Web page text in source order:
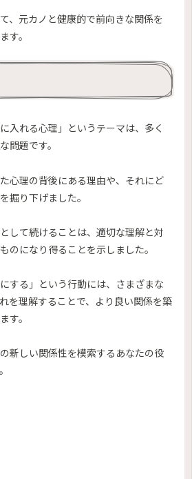
、元カノと健康的で前向きな関係を
す。
入れる心理」というテーマは、多く
問題です。
心理の背後にある理由や、それにど
掘り下げました。
して続けることは、適切な理解と対
のになり得ることを示しました。
する」という行動には、さまざまな
を理解することで、より良い関係を築
す。
新しい関係性を模索するあなたの役